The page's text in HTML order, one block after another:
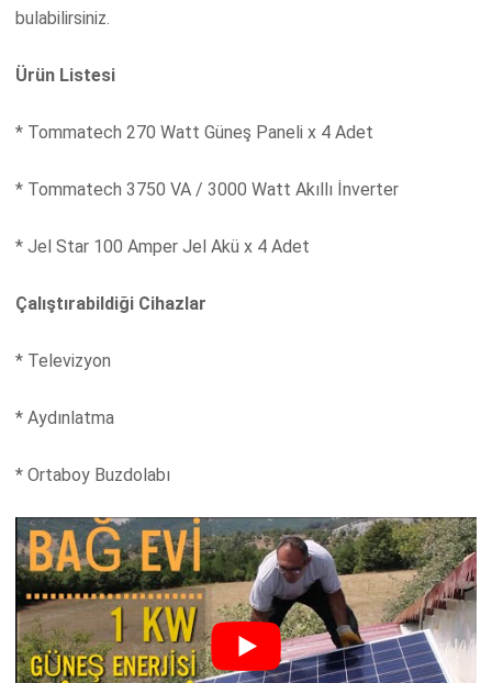
bulabilirsiniz.
Ürün Listesi
* Tommatech 270 Watt Güneş Paneli x 4 Adet
* Tommatech 3750 VA / 3000 Watt Akıllı İnverter
* Jel Star 100 Amper Jel Akü x 4 Adet
Çalıştırabildiği Cihazlar
* Televizyon
* Aydınlatma
* Ortaboy Buzdolabı